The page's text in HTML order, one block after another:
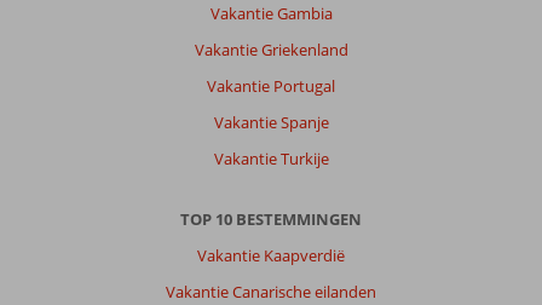
Vakantie Gambia
Vakantie Griekenland
Vakantie Portugal
Vakantie Spanje
Vakantie Turkije
TOP 10 BESTEMMINGEN
Vakantie Kaapverdië
Vakantie Canarische eilanden